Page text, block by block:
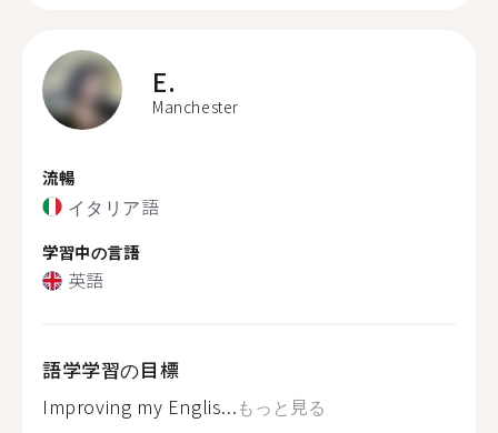
E.
Manchester
流暢
イタリア語
学習中の言語
英語
語学学習の目標
Improving my Englis...もっと見る